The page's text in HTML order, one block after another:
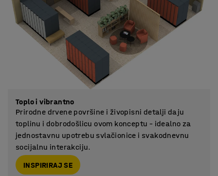
Toplo i vibrantno
Prirodne drvene površine i živopisni detalji daju
toplinu i dobrodošlicu ovom konceptu – idealno za
jednostavnu upotrebu svlačionice i svakodnevnu
socijalnu interakciju.
INSPIRIRAJ SE